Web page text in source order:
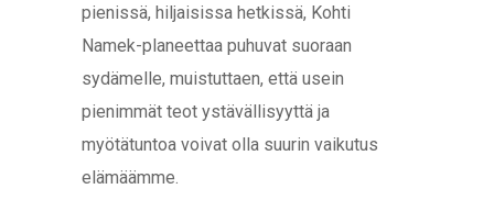
pienissä, hiljaisissa hetkissä, Kohti
Namek-planeettaa puhuvat suoraan
sydämelle, muistuttaen, että usein
pienimmät teot ystävällisyyttä ja
myötätuntoa voivat olla suurin vaikutus
elämäämme.